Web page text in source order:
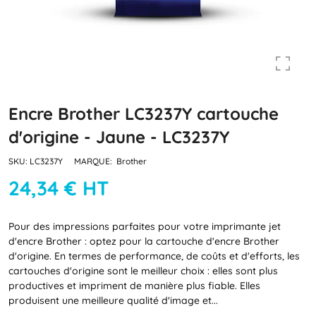
Encre Brother LC3237Y cartouche
d'origine - Jaune - LC3237Y
SKU: LC3237Y MARQUE: Brother
24,34 € HT
Pour des impressions parfaites pour votre imprimante jet
d'encre Brother : optez pour la cartouche d'encre Brother
d'origine. En termes de performance, de coûts et d'efforts, les
cartouches d'origine sont le meilleur choix : elles sont plus
productives et impriment de manière plus fiable. Elles
produisent une meilleure qualité d'image et...